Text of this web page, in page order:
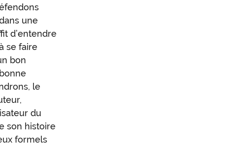
une
d’entendre
se faire
bon
le
du
son histoire
formels